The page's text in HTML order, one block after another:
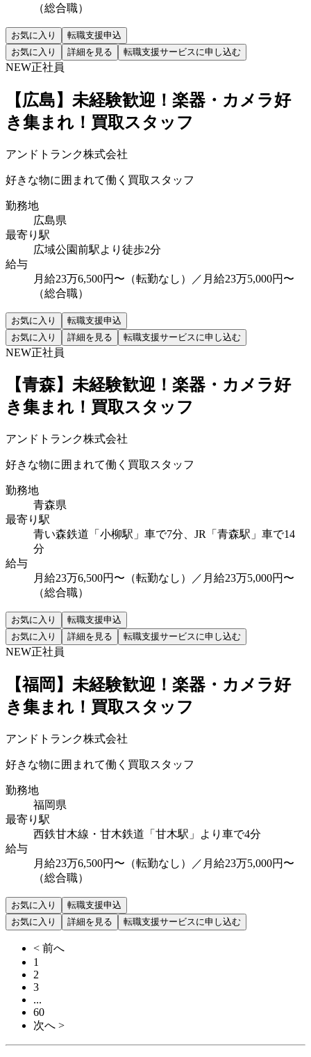
（総合職）
お気に入り
転職支援申込
お気に入り
詳細を見る 転職支援サービスに申し込む
NEW正社員
【広島】未経験歓迎！楽器・カメラ好
き集まれ！買取スタッフ
アンドトランク株式会社
好きな物に囲まれて働く買取スタッフ
勤務地
広島県
最寄り駅
広域公園前駅より徒歩2分
給与
月給23万6,500円〜（転勤なし）／月給23万5,000円〜
（総合職）
お気に入り
転職支援申込
お気に入り
詳細を見る 転職支援サービスに申し込む
NEW正社員
【青森】未経験歓迎！楽器・カメラ好
き集まれ！買取スタッフ
アンドトランク株式会社
好きな物に囲まれて働く買取スタッフ
勤務地
青森県
最寄り駅
青い森鉄道「小柳駅」車で7分、JR「青森駅」車で14
分
給与
月給23万6,500円〜（転勤なし）／月給23万5,000円〜
（総合職）
お気に入り
転職支援申込
お気に入り
詳細を見る 転職支援サービスに申し込む
NEW正社員
【福岡】未経験歓迎！楽器・カメラ好
き集まれ！買取スタッフ
アンドトランク株式会社
好きな物に囲まれて働く買取スタッフ
勤務地
福岡県
最寄り駅
西鉄甘木線・甘木鉄道「甘木駅」より車で4分
給与
月給23万6,500円〜（転勤なし）／月給23万5,000円〜
（総合職）
お気に入り
転職支援申込
お気に入り
詳細を見る 転職支援サービスに申し込む
< 前へ
1
2
3
...
60
次へ >